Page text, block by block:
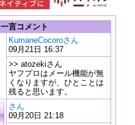
一言コメント
KumaneCocoroさん
09月21日 16:37
>> atozekiさん
ヤフプロはメール機能が無
くなりますが、ひとことは
残ると思います。
さん
09月20日 21:18